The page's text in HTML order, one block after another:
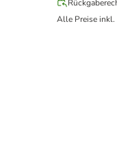
Alle Preise inkl.